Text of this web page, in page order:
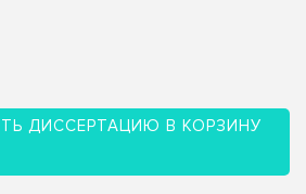
ДИССЕРТАЦИЮ В КОРЗИНУ